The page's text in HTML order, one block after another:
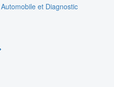
Automobile et Diagnostic